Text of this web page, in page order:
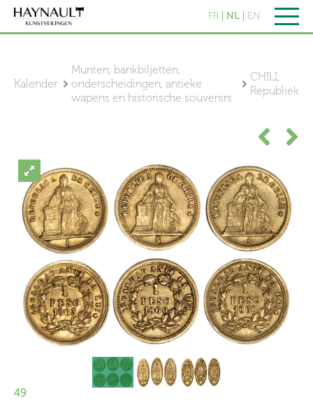
FR NL EN
Kalender
Munten, bankbiljetten,
onderscheidingen, antieke
wapens en historische souvenirs
CHILI,
Republiek
49